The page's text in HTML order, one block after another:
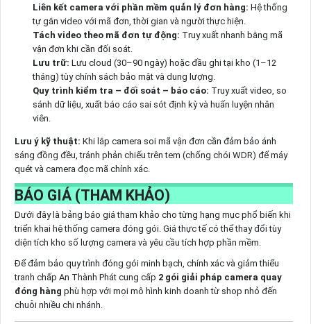
Liên kết camera với phần mềm quản lý đơn hàng: Hệ thống
tự gắn video với mã đơn, thời gian và người thực hiện.
Tách video theo mã đơn tự động: Truy xuất nhanh bằng mã
vận đơn khi cần đối soát.
Lưu trữ: Lưu cloud (30–90 ngày) hoặc đầu ghi tại kho (1–12
tháng) tùy chính sách bảo mật và dung lượng.
Quy trình kiểm tra – đối soát – báo cáo: Truy xuất video, so
sánh dữ liệu, xuất báo cáo sai sót định kỳ và huấn luyện nhân
viên.
Lưu ý kỹ thuật: Khi lắp camera soi mã vận đơn cần đảm bảo ánh
sáng đồng đều, tránh phản chiếu trên tem (chống chói WDR) để máy
quét và camera đọc mã chính xác.
BÁO GIÁ (THAM KHẢO)
Dưới đây là bảng báo giá tham khảo cho từng hạng mục phổ biến khi
triển khai hệ thống camera đóng gói. Giá thực tế có thể thay đổi tùy
diện tích kho số lượng camera và yêu cầu tích hợp phần mềm.
Để đảm bảo quy trình đóng gói minh bạch, chính xác và giảm thiểu
tranh chấp An Thành Phát cung cấp 2 gói giải pháp camera quay
đóng hàng phù hợp với mọi mô hình kinh doanh từ shop nhỏ đến
chuỗi nhiều chi nhánh.